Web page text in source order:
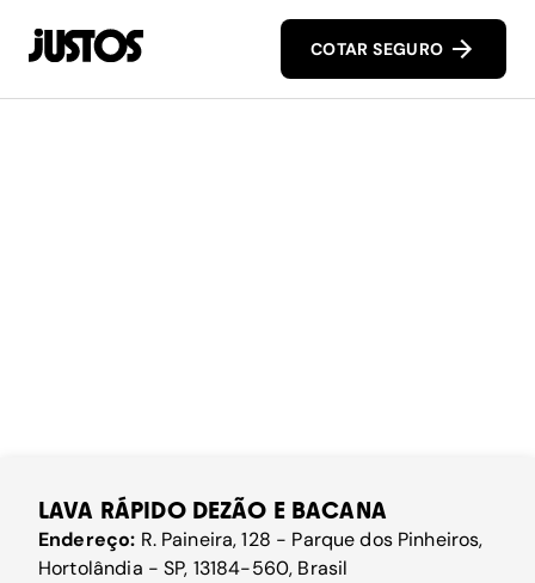
COTAR SEGURO
LAVA RÁPIDO DEZÃO E BACANA
Endereço: R. Paineira, 128 - Parque dos Pinheiros,
Hortolândia - SP, 13184-560, Brasil